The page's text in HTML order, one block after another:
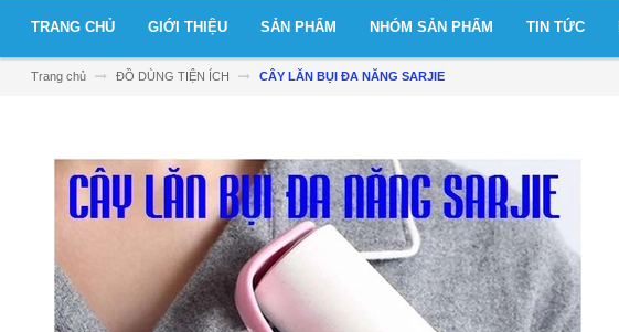
TRANG CHỦ GIỚI THIỆU SẢN PHẨM NHÓM SẢN PHẨM TIN TỨC
Trang chủ ĐỒ DÙNG TIỆN ÍCH CÂY LĂN BỤI ĐA NĂNG SARJIE